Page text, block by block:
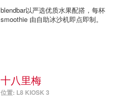
blendbar以严选优质水果配搭，每杯
smoothie 由自助冰沙机即点即制。
十八里梅
位置: L8 KIOSK 3